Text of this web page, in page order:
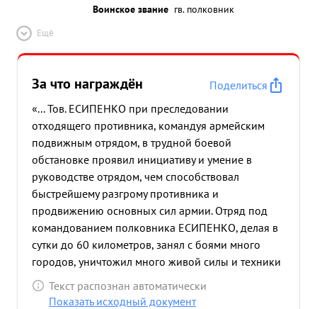
Воинское звание гв. полковник
Ещё
За что награждён
Поделиться
«... Тов. ЕСИПЕНКО при преследовании
отходящего противника, командуя армейским
подвижным отрядом, в трудной боевой
обстановке проявил инициативу и умение в
руководстве отрядом, чем способствовал
быстрейшему разгрому противника и
продвижению основных сил армии. Отряд под
командованием полковника ЕСИПЕНКО, делая в
сутки до 60 километров, занял с боями много
городов, уничтожил много живой силы и техники
врага, захватил большое количество пленных и
трофеев. При ведении уличных боев в
Текст распознан автоматически
Показать исходный документ